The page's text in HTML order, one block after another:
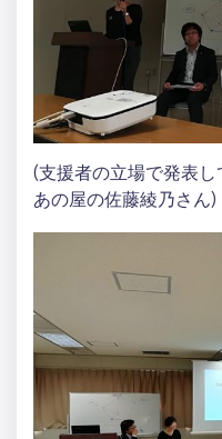
(支援者の立場で発表
あの屋の佐藤綾乃さん)